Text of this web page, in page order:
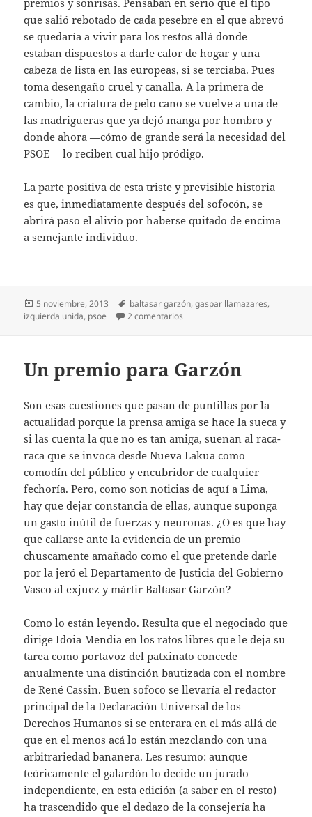
que salió rebotado de cada pesebre en el que abrevó
se quedaría a vivir para los restos allá donde
estaban dispuestos a darle calor de hogar y una
cabeza de lista en las europeas, si se terciaba. Pues
toma desengaño cruel y canalla. A la primera de
cambio, la criatura de pelo cano se vuelve a una de
las madrigueras que ya dejó manga por hombro y
donde ahora —cómo de grande será la necesidad del
PSOE— lo reciben cual hijo pródigo.
La parte positiva de esta triste y previsible historia
es que, inmediatamente después del sofocón, se
abrirá paso el alivio por haberse quitado de encima
a semejante individuo.
Publicado
el
5 noviembre, 2013 Etiquetas
baltasar garzón,gaspar llamazares,
izquierda unida, psoe 2 comentarios
Un premio para Garzón
Son esas cuestiones que pasan de puntillas por la
actualidad porque la prensa amiga se hace la sueca y
si las cuenta la que no es tan amiga, suenan al raca-
raca que se invoca desde Nueva Lakua como
comodín del público y encubridor de cualquier
fechoría. Pero, como son noticias de aquí a Lima,
hay que dejar constancia de ellas, aunque suponga
un gasto inútil de fuerzas y neuronas. ¿O es que hay
que callarse ante la evidencia de un premio
chuscamente amañado como el que pretende darle
por la jeró el Departamento de Justicia del Gobierno
Vasco al exjuez y mártir Baltasar Garzón?
Como lo están leyendo. Resulta que el negociado que
dirige Idoia Mendia en los ratos libres que le deja su
tarea como portavoz del patxinato concede
anualmente una distinción bautizada con el nombre
de René Cassin. Buen sofoco se llevaría el redactor
principal de la Declaración Universal de los
Derechos Humanos si se enterara en el más allá de
que en el menos acá lo están mezclando con una
arbitrariedad bananera. Les resumo: aunque
teóricamente el galardón lo decide un jurado
independiente, en esta edición (a saber en el resto)
ha trascendido que el dedazo de la consejería ha